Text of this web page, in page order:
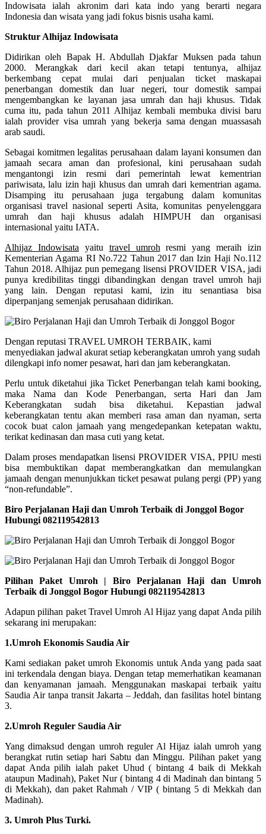
Indowisata ialah akronim dari kata indo yang berarti negara
Indonesia dan wisata yang jadi fokus bisnis usaha kami.
Struktur Alhijaz Indowisata
Didirikan oleh Bapak H. Abdullah Djakfar Muksen pada tahun
2000. Merangkak dari kecil akan tetapi tentunya, alhijaz
berkembang cepat mulai dari penjualan ticket maskapai
penerbangan domestik dan luar negeri, tour domestik sampai
mengembangkan ke layanan jasa umrah dan haji khusus. Tidak
cuma itu, pada tahun 2011 Alhijaz kembali membuka divisi baru
ialah provider visa umrah yang bekerja sama dengan muassasah
arab saudi.
Sebagai komitmen legalitas perusahaan dalam layani konsumen dan
jamaah secara aman dan profesional, kini perusahaan sudah
mengantongi izin resmi dari pemerintah lewat kementrian
pariwisata, lalu izin haji khusus dan umrah dari kementrian agama.
Disamping itu perusahaan juga tergabung dalam komunitas
organisasi travel nasional seperti Asita, komunitas penyelenggara
umrah dan haji khusus adalah HIMPUH dan organisasi
internasional yaitu IATA.
Alhijaz Indowisata yaitu travel umroh resmi yang meraih izin
Kementerian Agama RI No.722 Tahun 2017 dan Izin Haji No.112
Tahun 2018. Alhijaz pun pemegang lisensi PROVIDER VISA, jadi
punya kredibilitas tinggi dibandingkan dengan travel umroh haji
yang lain. Dengan reputasi kami, izin itu senantiasa bisa
diperpanjang semenjak perusahaan didirikan.
Dengan reputasi TRAVEL UMROH TERBAIK, kami
menyediakan jadwal akurat setiap keberangkatan umroh yang sudah
dilengkapi info nomer pesawat, hari dan jam keberangkatan.
Perlu untuk diketahui jika Ticket Penerbangan telah kami booking,
maka Nama dan Kode Penerbangan, serta Hari dan Jam
Keberangkatan sudah bisa diketahui. Kepastian jadwal
keberangkatan tentu akan memberi rasa aman dan nyaman, serta
cocok buat calon jamaah yang mengedepankan ketepatan waktu,
terikat kedinasan dan masa cuti yang ketat.
Dalam proses mendapatkan lisensi PROVIDER VISA, PPIU mesti
bisa membuktikan dapat memberangkatkan dan memulangkan
jamaah dengan menunjukkan ticket pesawat pulang pergi (PP) yang
“non-refundable”.
Biro Perjalanan Haji dan Umroh Terbaik di Jonggol Bogor
Hubungi 082119542813
Pilihan Paket Umroh | Biro Perjalanan Haji dan Umroh
Terbaik di Jonggol Bogor Hubungi 082119542813
Adapun pilihan paket Travel Umroh Al Hijaz yang dapat Anda pilih
sekarang ini merupakan:
1.Umroh Ekonomis Saudia Air
Kami sediakan paket umroh Ekonomis untuk Anda yang pada saat
ini terkendala dengan biaya. Dengan tetap memerhatikan keamanan
dan kenyamanan jamaah. Menggunakan maskapai terbaik yaitu
Saudia Air tanpa transit Jakarta – Jeddah, dan fasilitas hotel bintang
3.
2.Umroh Reguler Saudia Air
Yang dimaksud dengan umroh reguler Al Hijaz ialah umroh yang
berangkat rutin setiap hari Sabtu dan Minggu. Pilihan paket yang
dapat Anda pilih ialah paket Uhud ( bintang 4 baik di Mekkah
ataupun Madinah), Paket Nur ( bintang 4 di Madinah dan bintang 5
di Mekkah), dan paket Rahmah / VIP ( bintang 5 di Mekkah dan
Madinah).
3. Umroh Plus Turki.